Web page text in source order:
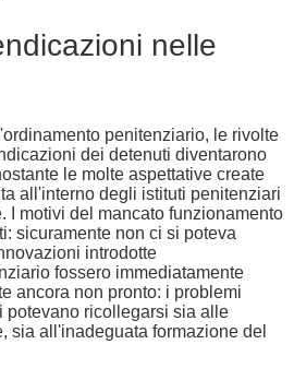
nelle
penitenziario, le rivolte
dei detenuti diventarono
le molte aspettative create
all'interno degli istituti penitenziari
I motivi del mancato funzionamento
sicuramente non ci si poteva
introdotte
fossero immediatamente
ancora non pronto: i problemi
potevano ricollegarsi sia alle
sia all'inadeguata formazione del